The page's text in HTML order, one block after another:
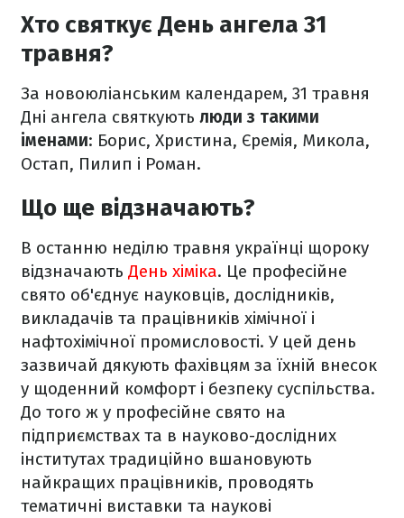
Хто святкує День ангела 31
травня?
За новоюліанським календарем, 31 травня
Дні ангела святкують люди з такими
іменами: Борис, Христина, Єремія, Микола,
Остап, Пилип і Роман.
Що ще відзначають?
В останню неділю травня українці щороку
відзначають День хіміка. Це професійне
свято об'єднує науковців, дослідників,
викладачів та працівників хімічної і
нафтохімічної промисловості. У цей день
зазвичай дякують фахівцям за їхній внесок
у щоденний комфорт і безпеку суспільства.
До того ж у професійне свято на
підприємствах та в науково-дослідних
інститутах традиційно вшановують
найкращих працівників, проводять
тематичні виставки та наукові